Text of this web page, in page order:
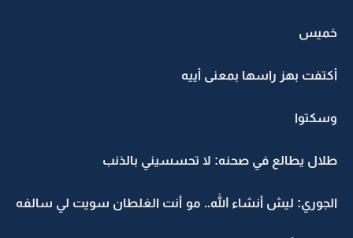
خميس
أكتفت بهز راسها بمعنى أييه
وسكتوا
طلال يطالع في صحنه: لا تحسسيني بالذنب
الجوري: ليش أنشاء الله.. مو أنت الغلطان سويت لي سالفه